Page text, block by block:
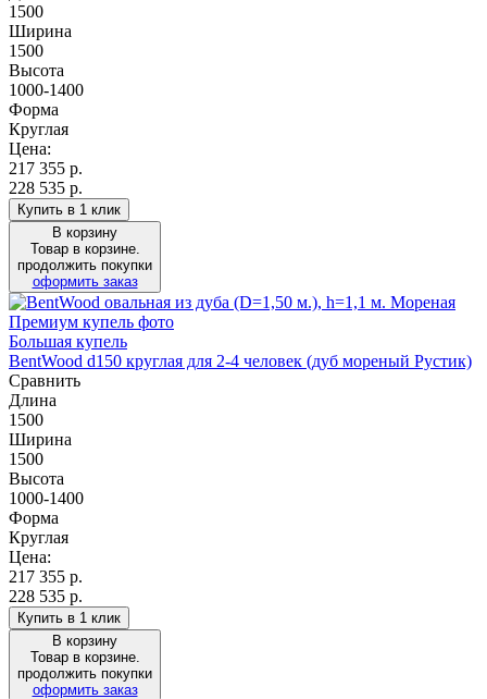
1500
Ширина
1500
Высота
1000-1400
Форма
Круглая
Цена:
217 355 р.
228 535 р.
Купить в 1 клик
В корзину
Товар в корзине.
продолжить покупки
оформить заказ
Большая купель
BentWood d150 круглая для 2-4 человек (дуб мореный Рустик)
Сравнить
Длина
1500
Ширина
1500
Высота
1000-1400
Форма
Круглая
Цена:
217 355 р.
228 535 р.
Купить в 1 клик
В корзину
Товар в корзине.
продолжить покупки
оформить заказ